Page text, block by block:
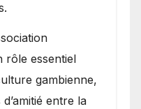
rôle essentiel
gambienne,
entre la